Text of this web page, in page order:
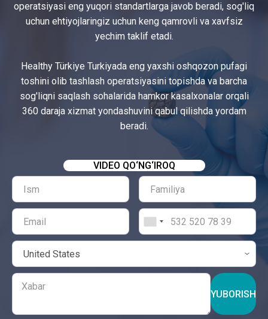
toperatsiyasi eng yuqori standartlarga javob beradi, sog'liq
uchun ehtiyojlaringiz uchun keng qamrovli va xavfsiz
yechim taklif etadi.
Healthy Türkiye Turkiyada eng yaxshi oshqozon pufagi
toshini olib tashlash operatsiyasini topishda va barcha
sog'liqni saqlash sohalarida hamkor kasalxonalar orqali
360 daraja xizmat yondashuvini qabul qilishda yordam
beradi.
VIDEO QO‘NG‘IROQ
YUBORISH